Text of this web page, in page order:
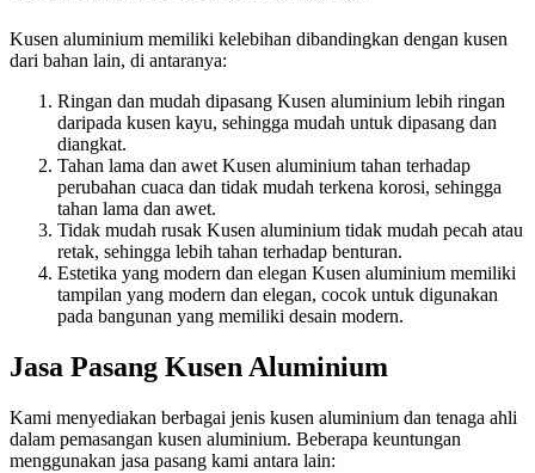
Kusen aluminium memiliki kelebihan dibandingkan dengan kusen
dari bahan lain, di antaranya:
Ringan dan mudah dipasang Kusen aluminium lebih ringan
daripada kusen kayu, sehingga mudah untuk dipasang dan
diangkat.
Tahan lama dan awet Kusen aluminium tahan terhadap
perubahan cuaca dan tidak mudah terkena korosi, sehingga
tahan lama dan awet.
Tidak mudah rusak Kusen aluminium tidak mudah pecah atau
retak, sehingga lebih tahan terhadap benturan.
Estetika yang modern dan elegan Kusen aluminium memiliki
tampilan yang modern dan elegan, cocok untuk digunakan
pada bangunan yang memiliki desain modern.
Jasa Pasang Kusen Aluminium
Kami menyediakan berbagai jenis kusen aluminium dan tenaga ahli
dalam pemasangan kusen aluminium. Beberapa keuntungan
menggunakan jasa pasang kami antara lain: